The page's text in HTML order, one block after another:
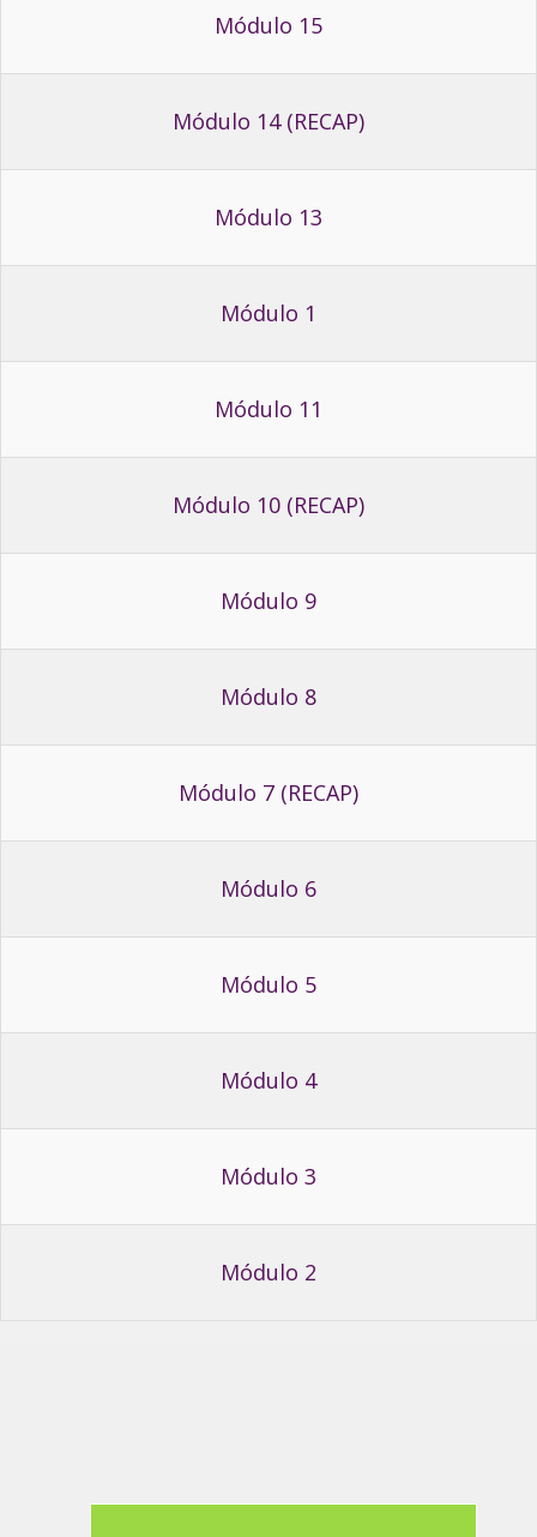
Módulo 15
Módulo 14 (RECAP)
Módulo 13
Módulo 1
Módulo 11
Módulo 10 (RECAP)
Módulo 9
Módulo 8
Módulo 7 (RECAP)
Módulo 6
Módulo 5
Módulo 4
Módulo 3
Módulo 2